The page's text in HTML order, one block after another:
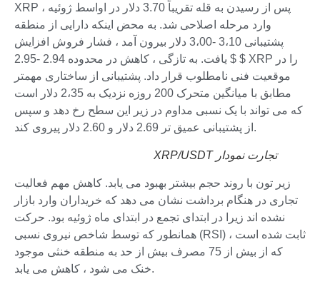
XRP پس از رسیدن به قله تقریباً 3.70 دلار در اواسط ژوئیه ،
وارد مرحله اصلاحی شد. به محض اینکه دارایی از منطقه
پشتیبانی 3،10 -3،00 دلار بیرون آمد ، فشار فروش افزایش
یافت. به تازگی ، کاهش در محدوده 2.94 -2.95 $ $ XRP را در
موقعیت فنی نامطلوب قرار داد. پشتیبانی از ساختاری مهمتر
مطابق با میانگین متحرک 200 روزه نزدیک به 2،35 دلار است
که می تواند با یک نسبی مداوم در زیر این سطح رخ دهد و سپس
از پشتیبانی عمیق تر 2.69 دلار و 2.60 دلار پیروی کند.
تجارت نمودار XRP/USDT
زیر تون با روند حجم بیشتر بهبود می یابد. کاهش مهم فعالیت
تجاری در هنگام برداشت نشان می دهد که خریداران وارد بازار
نشده اند زیرا در ابتدای تجمع در ابتدای ماه ژوئیه بود. حرکت
همانطور که توسط شاخص نیروی نسبی (RSI) ثابت شده است ،
که از بیش از 75 مصرف بیش از حد به منطقه خنثی موجود
خنک می شود ، کاهش می یابد.